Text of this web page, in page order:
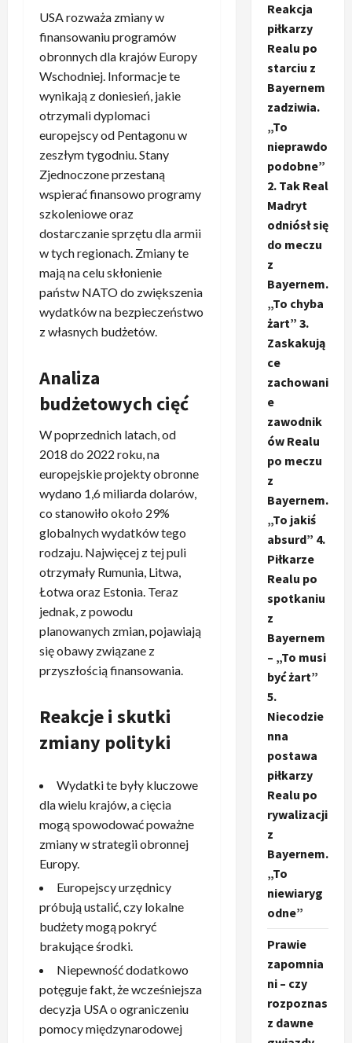
USA rozważa zmiany w
finansowaniu programów
obronnych dla krajów Europy
Wschodniej. Informacje te
wynikają z doniesień, jakie
otrzymali dyplomaci
europejscy od Pentagonu w
zeszłym tygodniu. Stany
Zjednoczone przestaną
wspierać finansowo programy
szkoleniowe oraz
dostarczanie sprzętu dla armii
w tych regionach. Zmiany te
mają na celu skłonienie
państw NATO do zwiększenia
wydatków na bezpieczeństwo
z własnych budżetów.
Analiza
budżetowych cięć
W poprzednich latach, od
2018 do 2022 roku, na
europejskie projekty obronne
wydano 1,6 miliarda dolarów,
co stanowiło około 29%
globalnych wydatków tego
rodzaju. Najwięcej z tej puli
otrzymały Rumunia, Litwa,
Łotwa oraz Estonia. Teraz
jednak, z powodu
planowanych zmian, pojawiają
się obawy związane z
przyszłością finansowania.
Reakcje i skutki
zmiany polityki
Wydatki te były kluczowe
dla wielu krajów, a cięcia
mogą spowodować poważne
zmiany w strategii obronnej
Europy.
Europejscy urzędnicy
próbują ustalić, czy lokalne
budżety mogą pokryć
brakujące środki.
Niepewność dodatkowo
potęguje fakt, że wcześniejsza
decyzja USA o ograniczeniu
pomocy międzynarodowej
Reakcja
piłkarzy
Realu po
starciu z
Bayernem
zadziwia.
„To
nieprawdo
podobne”
2. Tak Real
Madryt
odniósł się
do meczu
z
Bayernem.
„To chyba
żart” 3.
Zaskakują
ce
zachowani
e
zawodnik
ów Realu
po meczu
z
Bayernem.
„To jakiś
absurd” 4.
Piłkarze
Realu po
spotkaniu
z
Bayernem
– „To musi
być żart”
5.
Niecodzie
nna
postawa
piłkarzy
Realu po
rywalizacji
z
Bayernem.
„To
niewiaryg
odne”
Prawie
zapomnia
ni – czy
rozpoznas
z dawne